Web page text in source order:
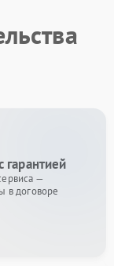
гарантией
—
в договоре